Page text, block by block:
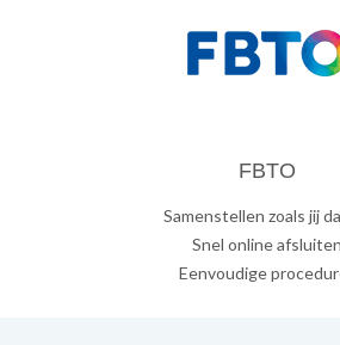
FBTO
Samenstellen zoals jij
Snel online afsluiten
Eenvoudige